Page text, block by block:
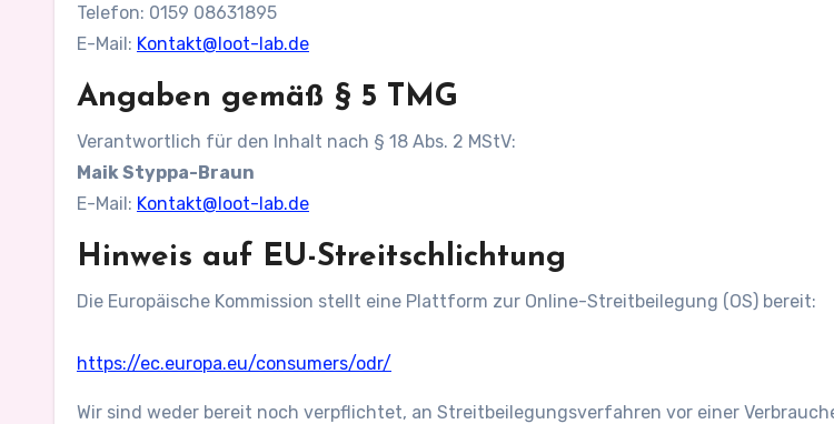
Telefon: 0159 08631895
E-Mail: Kontakt@loot-lab.de
Angaben gemäß § 5 TMG
Verantwortlich für den Inhalt nach § 18 Abs. 2 MStV:
Maik Styppa-Braun
E-Mail: Kontakt@loot-lab.de
Hinweis auf EU-Streitschlichtung
Die Europäische Kommission stellt eine Plattform zur Online-Streitbeilegung (OS) bereit:
https://ec.europa.eu/consumers/odr/
Wir sind weder bereit noch verpflichtet, an Streitbeilegungsverfahren vor einer